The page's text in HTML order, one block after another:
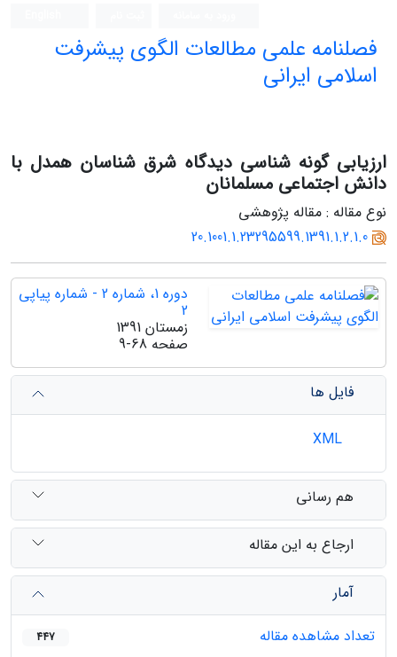
فصلنامه علمی مطالعات الگوی پیشرفت
اسلامی ایرانی
ارزیابی گونه شناسی دیدگاه شرق شناسان همدل با
دانش اجتماعی مسلمانان
نوع مقاله : مقاله پژوهشی
20.1001.1.23295599.1391.1.2.1.0
دوره 1، شماره 2 - شماره پیاپی
2
زمستان 1391
صفحه 9-68
فایل ها
هم رسانی
ارجاع به این مقاله
آمار
تعداد مشاهده مقاله
447